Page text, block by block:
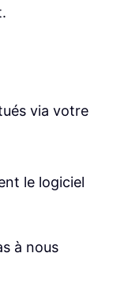
via votre
le logiciel
à nous